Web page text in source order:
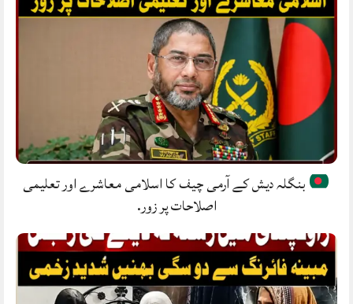
بنگلہ دیش کے آرمی چیف کا اسلامی معاشرے اور تعلیمی
اصلاحات پر زور.